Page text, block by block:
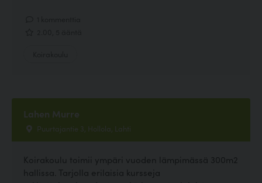
Lahen Murre
Puurtajantie 3, Hollola, Lahti
Koirakoulu toimii ympäri vuoden lämpimässä 300m2
hallissa. Tarjolla erilaisia kursseja